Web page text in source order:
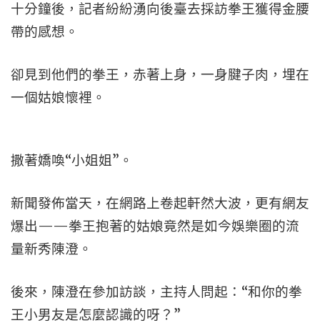
十分鐘後，記者紛紛湧向後臺去採訪拳王獲得金腰
帶的感想。
卻見到他們的拳王，赤著上身，一身腱子肉，埋在
一個姑娘懷裡。
撒著嬌喚“小姐姐”。
新聞發佈當天，在網路上卷起軒然大波，更有網友
爆出——拳王抱著的姑娘竟然是如今娛樂圈的流
量新秀陳澄。
後來，陳澄在參加訪談，主持人問起：“和你的拳
王小男友是怎麼認識的呀？”